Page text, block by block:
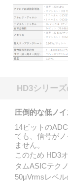
HD3シリー
圧倒的な低ノ
14ビットの
ても、信号が
ません。
このため HD3
タムASICテク
50μVrmsレベ